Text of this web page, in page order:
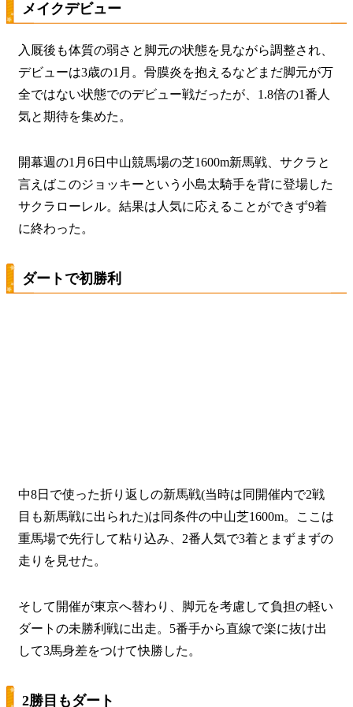
メイクデビュー
入厩後も体質の弱さと脚元の状態を見ながら調整され、
デビューは3歳の1月。骨膜炎を抱えるなどまだ脚元が万
全ではない状態でのデビュー戦だったが、1.8倍の1番人
気と期待を集めた。
開幕週の1月6日中山競馬場の芝1600m新馬戦、サクラと
言えばこのジョッキーという小島太騎手を背に登場した
サクラローレル。結果は人気に応えることができず9着
に終わった。
ダートで初勝利
中8日で使った折り返しの新馬戦(当時は同開催内で2戦
目も新馬戦に出られた)は同条件の中山芝1600m。ここは
重馬場で先行して粘り込み、2番人気で3着とまずまずの
走りを見せた。
そして開催が東京へ替わり、脚元を考慮して負担の軽い
ダートの未勝利戦に出走。5番手から直線で楽に抜け出
して3馬身差をつけて快勝した。
2勝目もダート